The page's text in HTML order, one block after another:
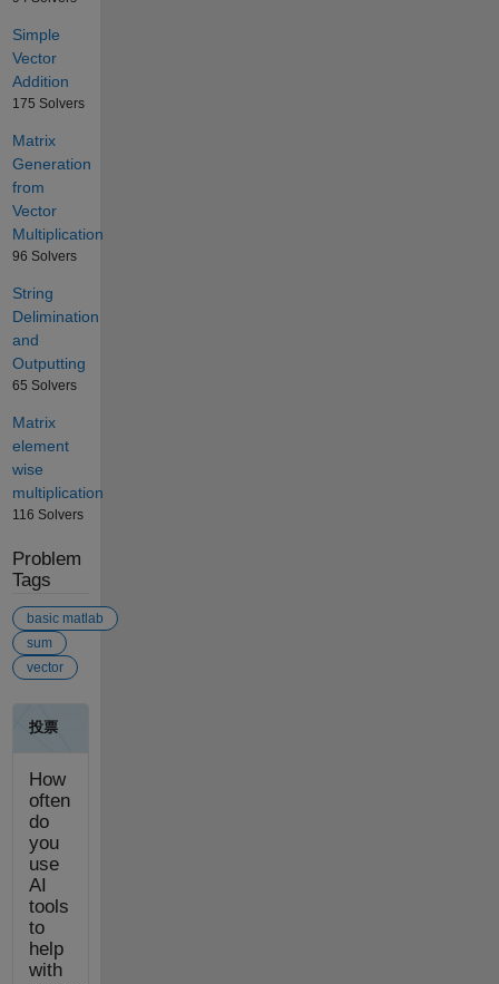
Simple
Vector
Addition
175 Solvers
Matrix
Generation
from
Vector
Multiplication
96 Solvers
String
Delimination
and
Outputting
65 Solvers
Matrix
element
wise
multiplication
116 Solvers
Problem
Tags
basic matlab
sum
vector